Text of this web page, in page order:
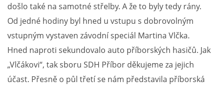
došlo také na samotné střelby. A že to byly tedy rány.
Od jedné hodiny byl hned u vstupu s dobrovolným
vstupným vystaven závodní speciál Martina Vlčka.
Hned naproti sekundovalo auto příborských hasičů. Jak
„Vlčákovi“, tak sboru SDH Příbor děkujeme za jejich
účast. Přesně o půl třetí se nám představila příborská